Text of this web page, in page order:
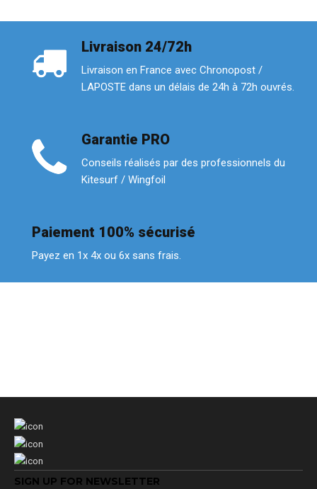
Livraison 24/72h
Livraison en France avec Chronopost /
LAPOSTE dans un délais de 24h à 72h ouvrés.
Garantie PRO
Conseils réalisés par des professionnels du
Kitesurf / Wingfoil
Paiement 100% sécurisé
Payez en 1x 4x ou 6x sans frais.
SIGN UP FOR NEWSLETTER